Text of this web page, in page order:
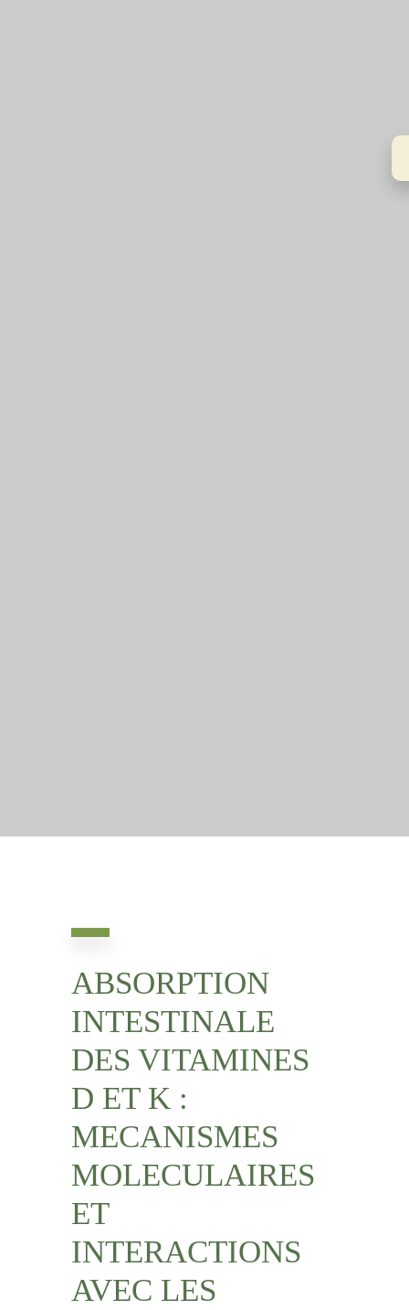
ABSORPTION
INTESTINALE
DES VITAMINES
D ET K :
MECANISMES
MOLECULAIRES
ET
INTERACTIONS
AVEC LES